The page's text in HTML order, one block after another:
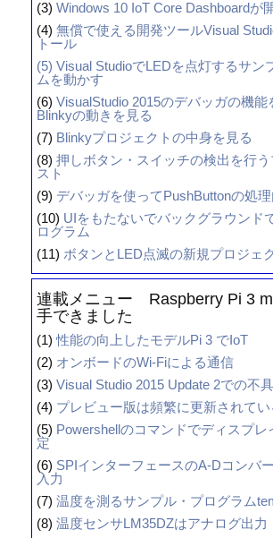
(3) Windows 10 IoT Core Dashboardが
(4) 無償で使える開発ツールVisual
トール
(5) Visual StudioでLEDを点灯するサン
ムを動かす
(6) VisualStudio 2015のデバッガの機能
Blinkyの動きを見る
(7) Blinkyプロジェクトの中身を見る
(8) 押しボタン・スイッチの検出を行
スト
(9) デバッガを使ってPushButtonの処
(10) UIをもたないでバックグラウンド
ログラム
(11) ボタンとLED点滅の新規プロジェ
連載メニュー Raspberry Pi 3
手できました
(1)性能の向上したモデルPi 3 でIoT
(2) オンボードのWi-Fiによる通信
(3) Visual Studio 2015 Update 2での不
(4) プレビュー版は頻繁に更新されてい
(5) Powershellのコマンドでディスプレ
定
(6) SPIインターフェースのA-Dコンバ
入力
(7) 温度を測るサンプル・プログラム
(8) 温度センサLM35DZはアナログ出力